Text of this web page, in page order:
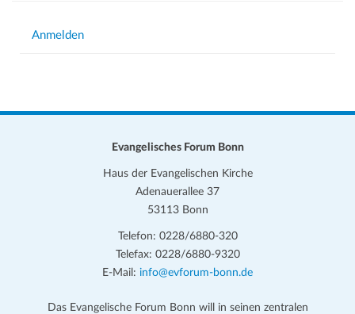
Anmelden
Evangelisches Forum Bonn
Haus der Evangelischen Kirche
Adenauerallee 37
53113 Bonn
Telefon: 0228/6880-320
Telefax: 0228/6880-9320
E-Mail: info@evforum-bonn.de
Das Evangelische Forum Bonn will in seinen zentralen